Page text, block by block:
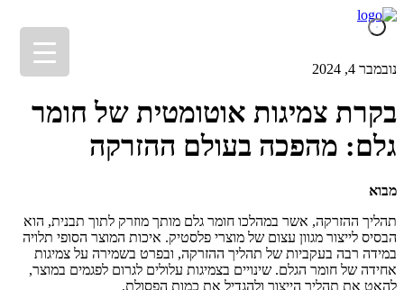
נובמבר 4, 2024
בקרת צמיגות אוטומטית של חומר
גלם: מהפכה בעולם ההזרקה
מבוא
תהליך ההזרקה, אשר במהלכו חומר גלם מותך מוזרק לתוך תבנית, הוא
הבסיס לייצור מגוון עצום של מוצרי פלסטיק. איכות המוצר הסופי תלויה
במידה רבה בעקביות של תהליך ההזרקה, ובפרט בשמירה על צמיגות
אחידה של חומר הגלם. שינויים בצמיגות עלולים לגרום לפגמים במוצר,
להאט את תהליך הייצור ולהגדיל את כמות הפסולת.